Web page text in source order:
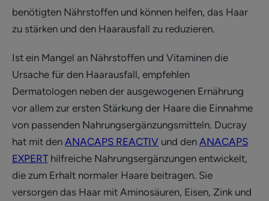
benötigten Nährstoffen und können helfen, das Haar
zu stärken und den Haarausfall zu reduzieren.
Ist ein Mangel an Nährstoffen und Vitaminen die
Ursache für den Haarausfall, empfehlen
Dermatologen neben der ausgewogenen Ernährung
vor allem zur ersten Stärkung der Haare die Einnahme
von passenden Nahrungsergänzungsmitteln. Ducray
hat mit den ANACAPS REACTIV und den ANACAPS
EXPERThilfreiche Nahrungsergänzungen entwickelt,
die zum Erhalt normaler Haare beitragen. Sie
versorgen das Haar mit Aminosäuren, Eisen, Zink und